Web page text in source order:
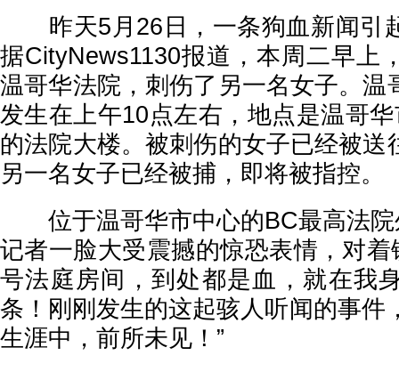
昨天5月26日，一条狗血新闻引
据CityNews1130报道，本周二早上
温哥华法院，刺伤了另一名女子。温
发生在上午10点左右，地点是温哥
的法院大楼。被刺伤的女子已经被送
另一名女子已经被捕，即将被指控。
位于温哥华市中心的BC最高法院
记者一脸大受震撼的惊恐表情，对着
号法庭房间，到处都是血，就在我
条！刚刚发生的这起骇人听闻的事件
生涯中，前所未见！”